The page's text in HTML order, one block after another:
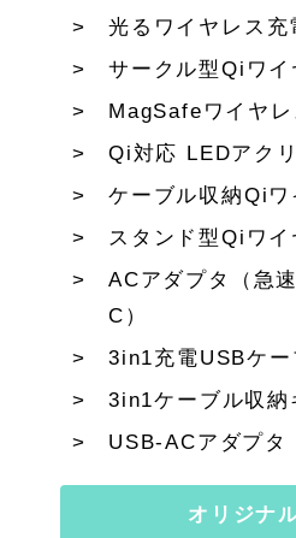
光るワイヤレス充
サークル型Qiワイ
MagSafeワイヤレ
Qi対応 LEDアク
ケーブル収納Qiワ
スタンド型Qiワイ
ACアダプタ（急
C）
3in1充電USBケー
3in1ケーブル収納
USB-ACアダプタ
オリジナ